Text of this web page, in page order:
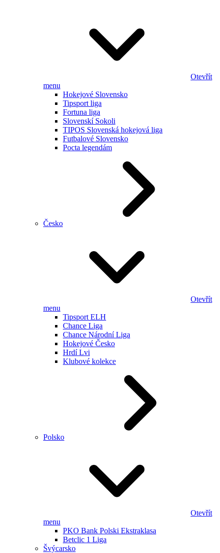
Otevřít
menu
Hokejové Slovensko
Tipsport liga
Fortuna liga
Slovenskí Sokoli
TIPOS Slovenská hokejová liga
Futbalové Slovensko
Pocta legendám
Česko
Otevřít
menu
Tipsport ELH
Chance Liga
Chance Národní Liga
Hokejové Česko
Hrdí Lvi
Klubové kolekce
Polsko
Otevřít
menu
PKO Bank Polski Ekstraklasa
Betclic 1 Liga
Švýcarsko